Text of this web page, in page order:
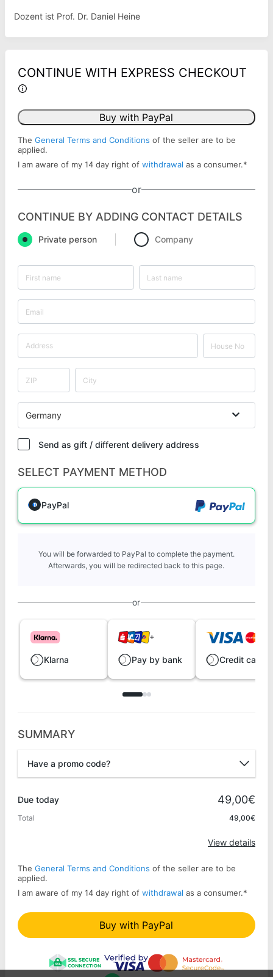
Dozent ist Prof. Dr. Daniel Heine
CONTINUE WITH EXPRESS CHECKOUT
Buy with PayPal
The General Terms and Conditions of the seller are to be
applied.
I am aware of my 14 day right of withdrawal as a consumer.*
or
CONTINUE BY ADDING CONTACT DETAILS
Private person Company
Germany
Send as gift / different delivery address
SELECT PAYMENT METHOD
PayPal
You will be forwarded to PayPal to complete the payment.
Afterwards, you will be redirected back to this page.
or
Klarna Pay by bank Credit card
SUMMARY
Have a promo code?
Due today 49,00€
Total 49,00€
View details
The General Terms and Conditions of the seller are to be
applied.
I am aware of my 14 day right of withdrawal as a consumer.*
Buy with PayPal